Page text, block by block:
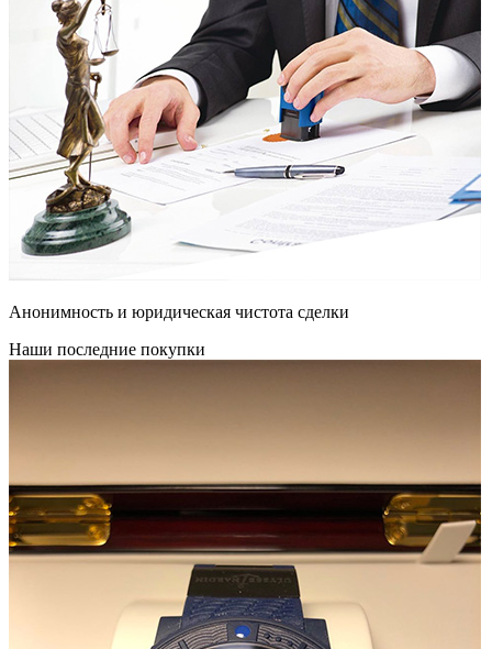
Анонимность и юридическая чистота сделки
Наши последние покупки